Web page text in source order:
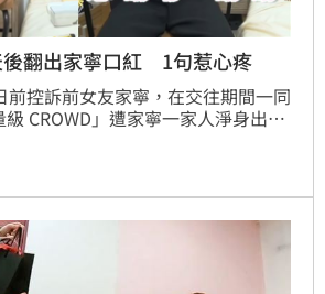
翻出家寧口紅 1句惹心疼
控訴前女友家寧，在交往期間一同
CROWD」遭家寧一家人淨身出
翻到一支家寧交往時擦的口紅，當